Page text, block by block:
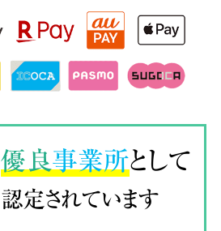
優良事業所として
認定されています